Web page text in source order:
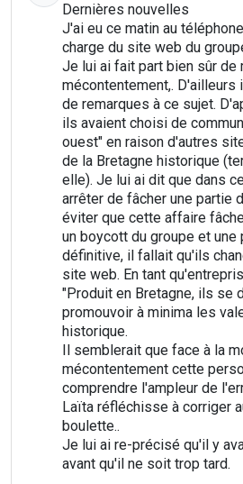
Dernières nouvelles
J'ai eu ce matin au
charge du site web du
Je lui ai fait part bien sûr de
mécontentement,. D'ailleurs
de remarques à ce sujet.
ils avaient choisi de
ouest" en raison d'autres
de la Bretagne historique
elle). Je lui ai dit que dans
arrêter de fâcher une partie
éviter que cette affaire
un boycott du groupe et
définitive, il fallait qu'ils
site web. En tant
"Produit en Bretagne, ils se
promouvoir à minima les
historique.
Il semblerait que face à la
mécontentement cette
comprendre l'ampleur de
Laïta réfléchisse à corriger
boulette..
Je lui ai re-précisé qu'il y
avant qu'il ne soit trop tard.